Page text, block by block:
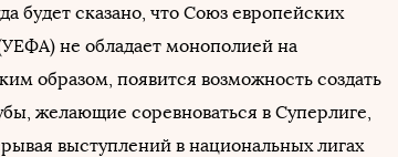
будет сказано, что Союз европейских
не обладает монополией на
образом, появится возможность создать
желающие соревноваться в Суперлиге,
выступлений в национальных лигах